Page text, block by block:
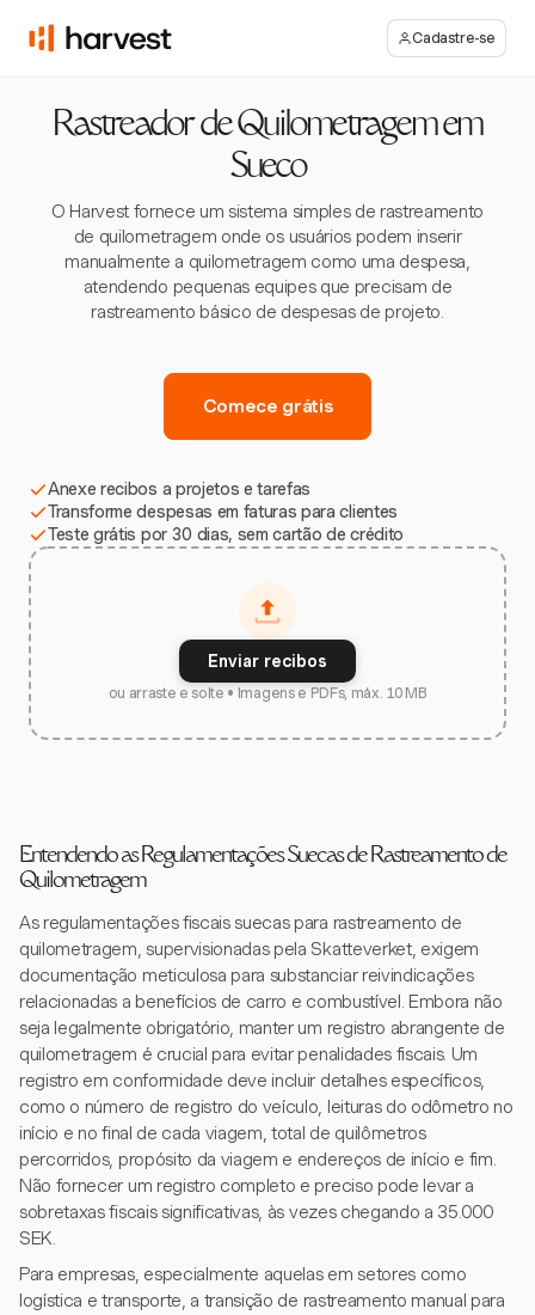
Cadastre-se
Rastreador de Quilometragem em
Sueco
O Harvest fornece um sistema simples de rastreamento
de quilometragem onde os usuários podem inserir
manualmente a quilometragem como uma despesa,
atendendo pequenas equipes que precisam de
rastreamento básico de despesas de projeto.
Comece grátis
Anexe recibos a projetos e tarefas
Transforme despesas em faturas para clientes
Teste grátis por 30 dias, sem cartão de crédito
Enviar recibos
ou arraste e solte • Imagens e PDFs, máx. 10 MB
Entendendo as Regulamentações Suecas de Rastreamento de
Quilometragem
As regulamentações fiscais suecas para rastreamento de
quilometragem, supervisionadas pela Skatteverket, exigem
documentação meticulosa para substanciar reivindicações
relacionadas a benefícios de carro e combustível. Embora não
seja legalmente obrigatório, manter um registro abrangente de
quilometragem é crucial para evitar penalidades fiscais. Um
registro em conformidade deve incluir detalhes específicos,
como o número de registro do veículo, leituras do odômetro no
início e no final de cada viagem, total de quilômetros
percorridos, propósito da viagem e endereços de início e fim.
Não fornecer um registro completo e preciso pode levar a
sobretaxas fiscais significativas, às vezes chegando a 35.000
SEK.
Para empresas, especialmente aquelas em setores como
logística e transporte, a transição de rastreamento manual para